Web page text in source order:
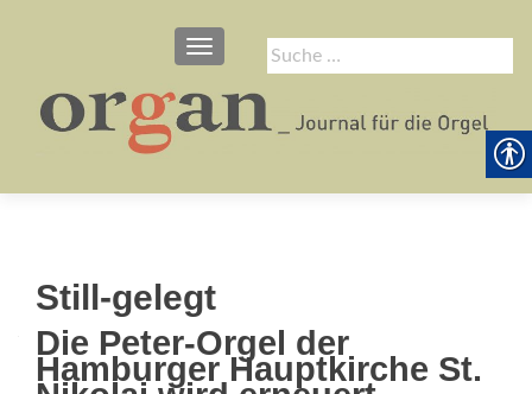
Suche
nach:
SCHALTE NAVIGATION
Still-gelegt
Die Peter-Orgel der
Hamburger Hauptkirche St.